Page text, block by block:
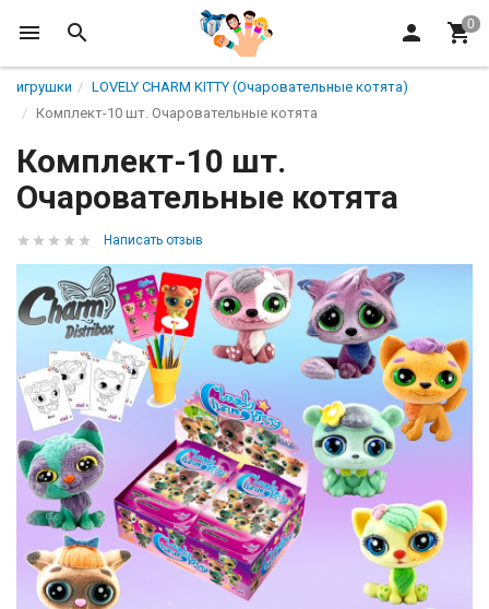
игрушки
LOVELY CHARM KITTY (Очаровательные котята)
Комплект-10 шт. Очаровательные котята
Комплект-10 шт.
Очаровательные котята
Написать отзыв